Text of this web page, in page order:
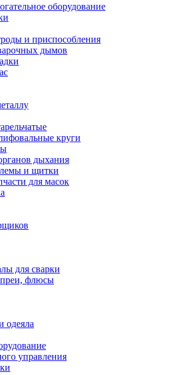
оборудование
и приспособления
дымов
круги
дыхания
и щитки
для масок
для сварки
флюсы
одеяла
управления